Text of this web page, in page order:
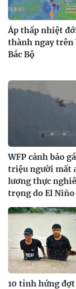
Áp thấp nhiệt
thành ngay trên
Bắc Bộ
WFP cảnh báo
triệu người mất
lương thực
trọng do El Niño
10 tỉnh hứng đợt